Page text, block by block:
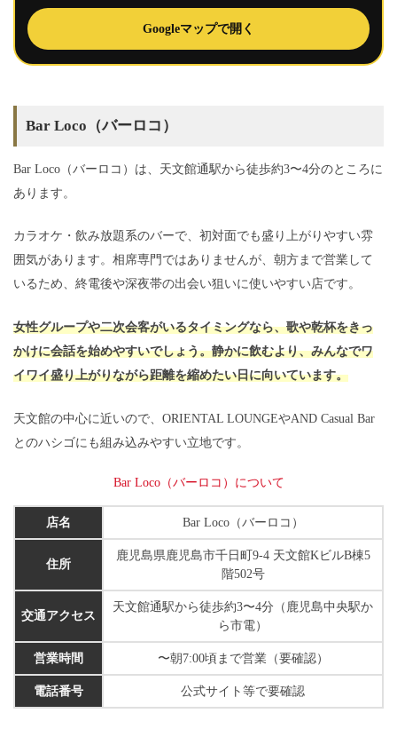
Googleマップで開く
Bar Loco（バーロコ）
Bar Loco（バーロコ）は、天文館通駅から徒歩約3〜4分のところに
あります。
カラオケ・飲み放題系のバーで、初対面でも盛り上がりやすい雰
囲気があります。相席専門ではありませんが、朝方まで営業して
いるため、終電後や深夜帯の出会い狙いに使いやすい店です。
女性グループや二次会客がいるタイミングなら、歌や乾杯をきっ
かけに会話を始めやすいでしょう。静かに飲むより、みんなでワ
イワイ盛り上がりながら距離を縮めたい日に向いています。
天文館の中心に近いので、ORIENTAL LOUNGEやAND Casual Bar
とのハシゴにも組み込みやすい立地です。
Bar Loco（バーロコ）について
店名 Bar Loco（バーロコ）
住所
鹿児島県鹿児島市千日町9-4 天文館KビルB棟5
階502号
交通アクセス
天文館通駅から徒歩約3〜4分（鹿児島中央駅か
ら市電）
営業時間 〜朝7:00頃まで営業（要確認）
電話番号 公式サイト等で要確認